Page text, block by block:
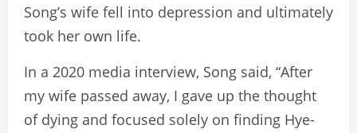
Song’s wife fell into depression and ultimately
took her own life.
In a 2020 media interview, Song said, “After
my wife passed away, I gave up the thought
of dying and focused solely on finding Hye-